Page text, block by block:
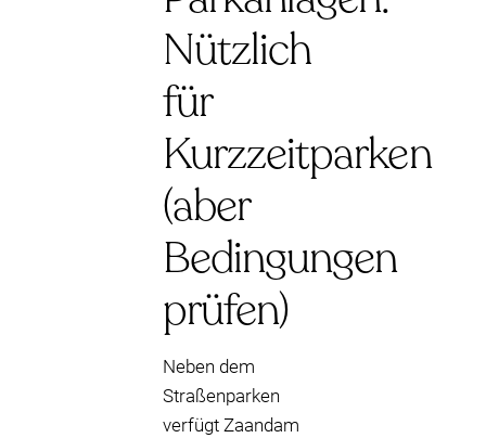
Nützlich
für
Kurzzeitparken
(aber
Bedingungen
prüfen)
Neben dem
Straßenparken
verfügt Zaandam